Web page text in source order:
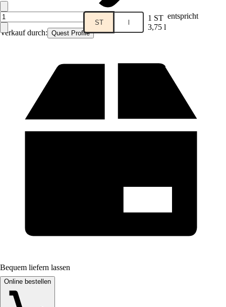
Verkauf durch: Quest Profile
ST l 1 ST entspricht
3,75 l
Bequem liefern lassen
Online bestellen